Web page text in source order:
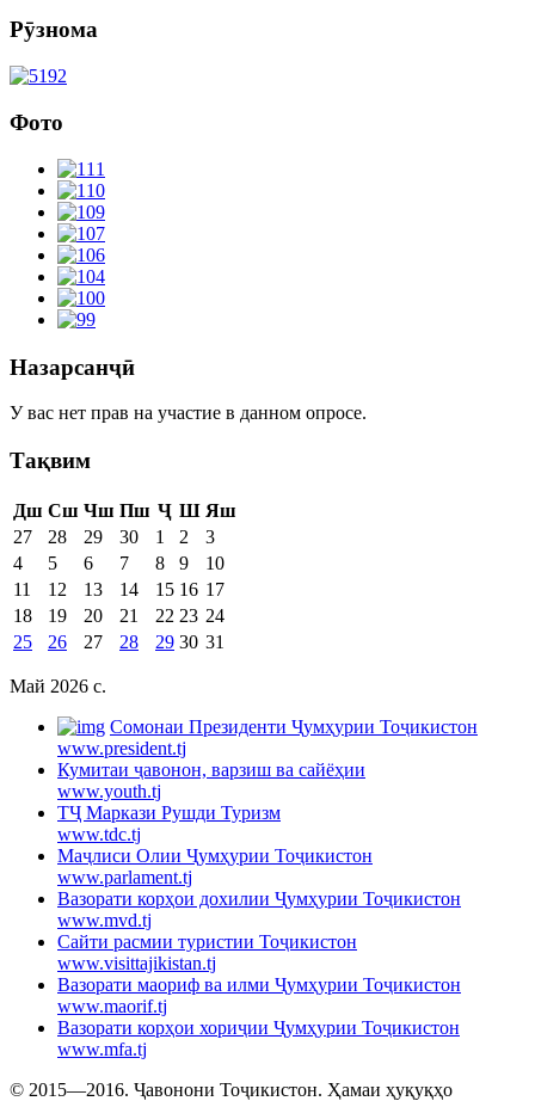
Рӯзнома
Фото
Назарсанҷӣ
У вас нет прав на участие в данном опросе.
Тақвим
Дш Сш Чш Пш Ҷ Ш Яш
27
28 29 30 1 2
3
4
5 6 7 8 9
10
11
12 13 14 15 16 17
18
19 20 21 22 23 24
25
26 27 28 29 30 31
Май 2026 c.
Cомонаи Президенти Ҷумҳурии Тоҷикистон
www.president.tj
Кумитаи ҷавонон, варзиш ва сайёҳии
www.youth.tj
ТҶ Маркази Рушди Туризм
www.tdc.tj
Маҷлиси Олии Ҷумҳурии Тоҷикистон
www.parlament.tj
Вазорати корҳои дохилии Ҷумҳурии Тоҷикистон
www.mvd.tj
Сайти расмии туристии Тоҷикистон
www.visittajikistan.tj
Вазорати маориф ва илми Ҷумҳурии Тоҷикистон
www.maorif.tj
Вазорати корҳои хориҷии Ҷумҳурии Тоҷикистон
www.mfa.tj
© 2015—2016. Ҷавонони Тоҷикистон. Ҳамаи ҳуқуқҳо